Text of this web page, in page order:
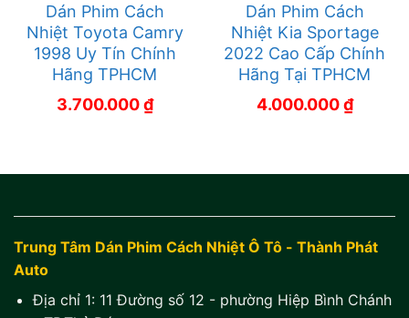
Dán Phim Cách
Nhiệt Toyota Camry
1998 Uy Tín Chính
Hãng TPHCM
3.700.000₫
Dán Phim Cách
Nhiệt Kia Sportage
2022 Cao Cấp Chính
Hãng Tại TPHCM
4.000.000₫
Trung Tâm Dán Phim Cách Nhiệt Ô Tô - Thành Phát
Auto
Địa chỉ 1: 11 Đường số 12 - phường Hiệp Bình Chánh